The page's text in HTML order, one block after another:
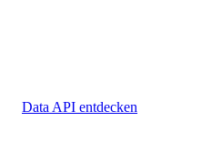
Data API entdecken